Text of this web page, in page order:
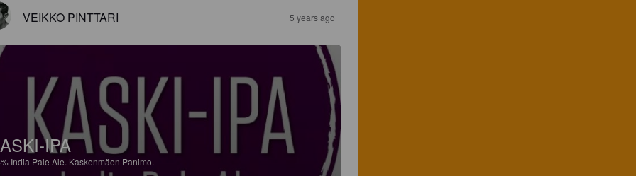
VEIKKO PINTTARI 5 years ago
IPA
India Pale Ale. Kaskenmäen Panimo.